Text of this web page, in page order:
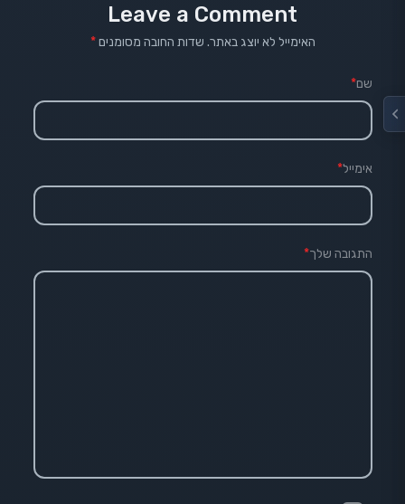
Leave a Comment
האימייל לא יוצג באתר. שדות החובה מסומנים*
שם*
אימייל*
התגובה שלך*